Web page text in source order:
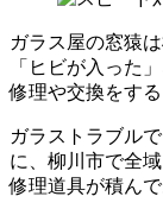
ガラス屋の窓猿
「ヒビが入った
修理や交換をす
ガラストラブル
に、柳川市で全
修理道具が積んで